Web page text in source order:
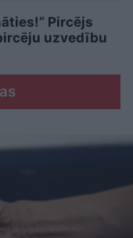
Pircējs
uzvedību